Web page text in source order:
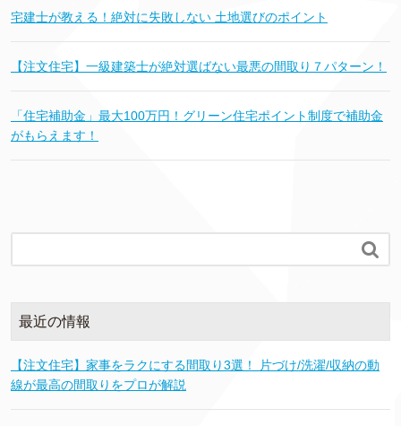
宅建士が教える！絶対に失敗しない 土地選びのポイント
【注文住宅】一級建築士が絶対選ばない最悪の間取り７パターン！
「住宅補助金」最大100万円！グリーン住宅ポイント制度で補助金
がもらえます！

最近の情報
【注文住宅】家事をラクにする間取り3選！ 片づけ/洗濯/収納の動
線が最高の間取りをプロが解説